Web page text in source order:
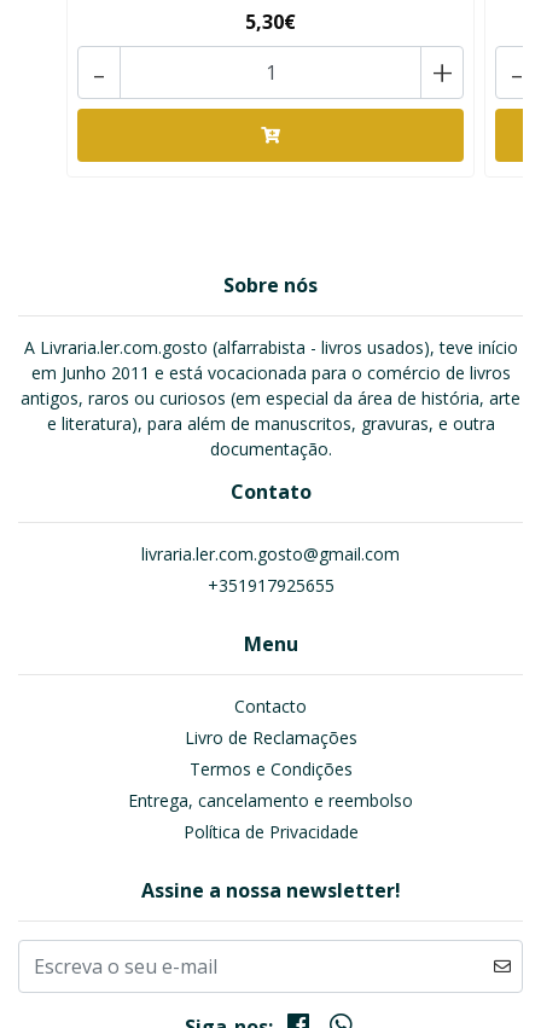
5,30€
+
- -
Sobre nós
A Livraria.ler.com.gosto (alfarrabista - livros usados), teve início
em Junho 2011 e está vocacionada para o comércio de livros
antigos, raros ou curiosos (em especial da área de história, arte
e literatura), para além de manuscritos, gravuras, e outra
documentação.
Contato
livraria.ler.com.gosto@gmail.com
+351917925655
Menu
Contacto
Livro de Reclamações
Termos e Condições
Entrega, cancelamento e reembolso
Política de Privacidade
Assine a nossa newsletter!